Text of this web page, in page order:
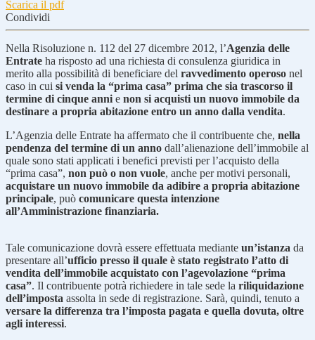
Scarica il pdf
Condividi
Nella Risoluzione n. 112 del 27 dicembre 2012, l’Agenzia delle
Entrate ha risposto ad una richiesta di consulenza giuridica in
merito alla possibilità di beneficiare del ravvedimento operoso nel
caso in cui si venda la “prima casa” prima che sia trascorso il
termine di cinque anni e non si acquisti un nuovo immobile da
destinare a propria abitazione entro un anno dalla vendita.
L’Agenzia delle Entrate ha affermato che il contribuente che, nella
pendenza del termine di un anno dall’alienazione dell’immobile al
quale sono stati applicati i benefici previsti per l’acquisto della
“prima casa”, non può o non vuole, anche per motivi personali,
acquistare un nuovo immobile da adibire a propria abitazione
principale, può comunicare questa intenzione
all’Amministrazione finanziaria.
Tale comunicazione dovrà essere effettuata mediante un’istanza da
presentare all’ufficio presso il quale è stato registrato l’atto di
vendita dell’immobile acquistato con l’agevolazione “prima
casa”. Il contribuente potrà richiedere in tale sede la riliquidazione
dell’imposta assolta in sede di registrazione. Sarà, quindi, tenuto a
versare la differenza tra l’imposta pagata e quella dovuta, oltre
agli interessi.